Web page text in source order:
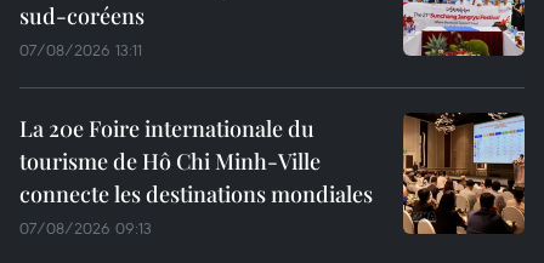
sud-coréens
07/08/2026 13:11
La 20e Foire internationale du
tourisme de Hô Chi Minh-Ville
connecte les destinations mondiales
07/08/2026 09:13